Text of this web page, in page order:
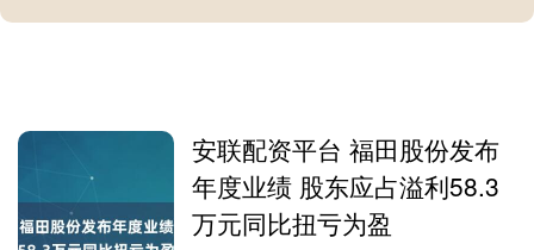
安联配资平台 福田股份发布
年度业绩 股东应占溢利58.3
万元同比扭亏为盈